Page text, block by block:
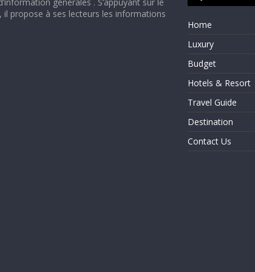
il propose à ses lecteurs les informations
Home
Luxury
Budget
Hotels & Resort
Travel Guide
Destination
Contact Us